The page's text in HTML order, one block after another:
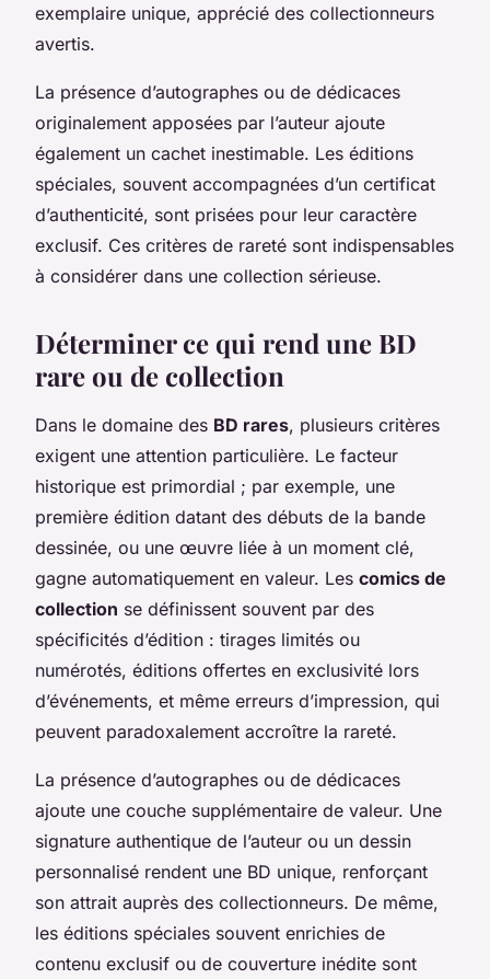
exemplaire unique, apprécié des collectionneurs
avertis.
La présence d’autographes ou de dédicaces
originalement apposées par l’auteur ajoute
également un cachet inestimable. Les éditions
spéciales, souvent accompagnées d’un certificat
d’authenticité, sont prisées pour leur caractère
exclusif. Ces critères de rareté sont indispensables
à considérer dans une collection sérieuse.
Déterminer ce qui rend une BD
rare ou de collection
Dans le domaine des BD rares, plusieurs critères
exigent une attention particulière. Le facteur
historique est primordial ; par exemple, une
première édition datant des débuts de la bande
dessinée, ou une œuvre liée à un moment clé,
gagne automatiquement en valeur. Les comics de
collection se définissent souvent par des
spécificités d’édition : tirages limités ou
numérotés, éditions offertes en exclusivité lors
d’événements, et même erreurs d’impression, qui
peuvent paradoxalement accroître la rareté.
La présence d’autographes ou de dédicaces
ajoute une couche supplémentaire de valeur. Une
signature authentique de l’auteur ou un dessin
personnalisé rendent une BD unique, renforçant
son attrait auprès des collectionneurs. De même,
les éditions spéciales souvent enrichies de
contenu exclusif ou de couverture inédite sont